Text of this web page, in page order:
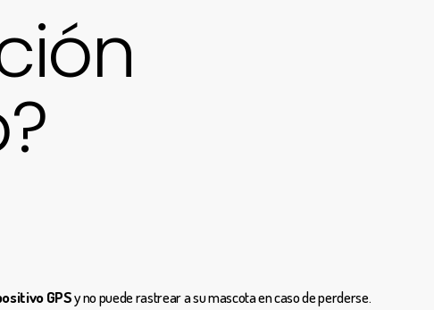
GPSy no puede rastrear a su mascota en caso de perderse.